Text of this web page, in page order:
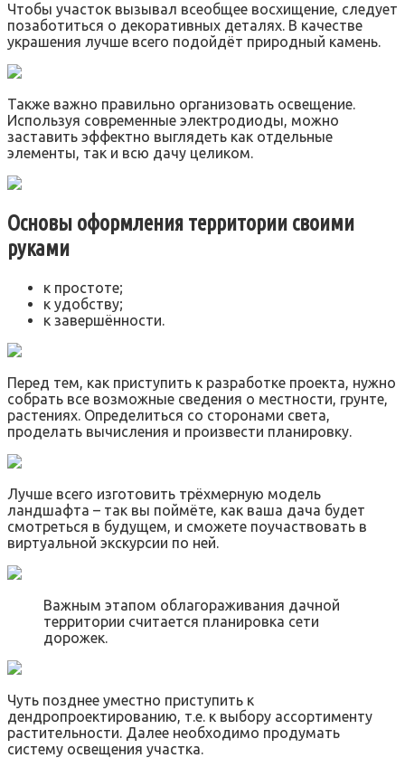
Чтобы участок вызывал всеобщее восхищение, следует
позаботиться о декоративных деталях. В качестве
украшения лучше всего подойдёт природный камень.
Также важно правильно организовать освещение.
Используя современные электродиоды, можно
заставить эффектно выглядеть как отдельные
элементы, так и всю дачу целиком.
Основы оформления территории своими
руками
к простоте;
к удобству;
к завершённости.
Перед тем, как приступить к разработке проекта, нужно
собрать все возможные сведения о местности, грунте,
растениях. Определиться со сторонами света,
проделать вычисления и произвести планировку.
Лучше всего изготовить трёхмерную модель
ландшафта – так вы поймёте, как ваша дача будет
смотреться в будущем, и сможете поучаствовать в
виртуальной экскурсии по ней.
Важным этапом облагораживания дачной
территории считается планировка сети
дорожек.
Чуть позднее уместно приступить к
дендропроектированию, т.е. к выбору ассортименту
растительности. Далее необходимо продумать
систему освещения участка.